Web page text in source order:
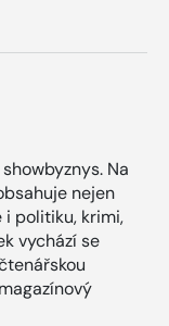
Na
nejen
i politiku, krimi,
vychází se